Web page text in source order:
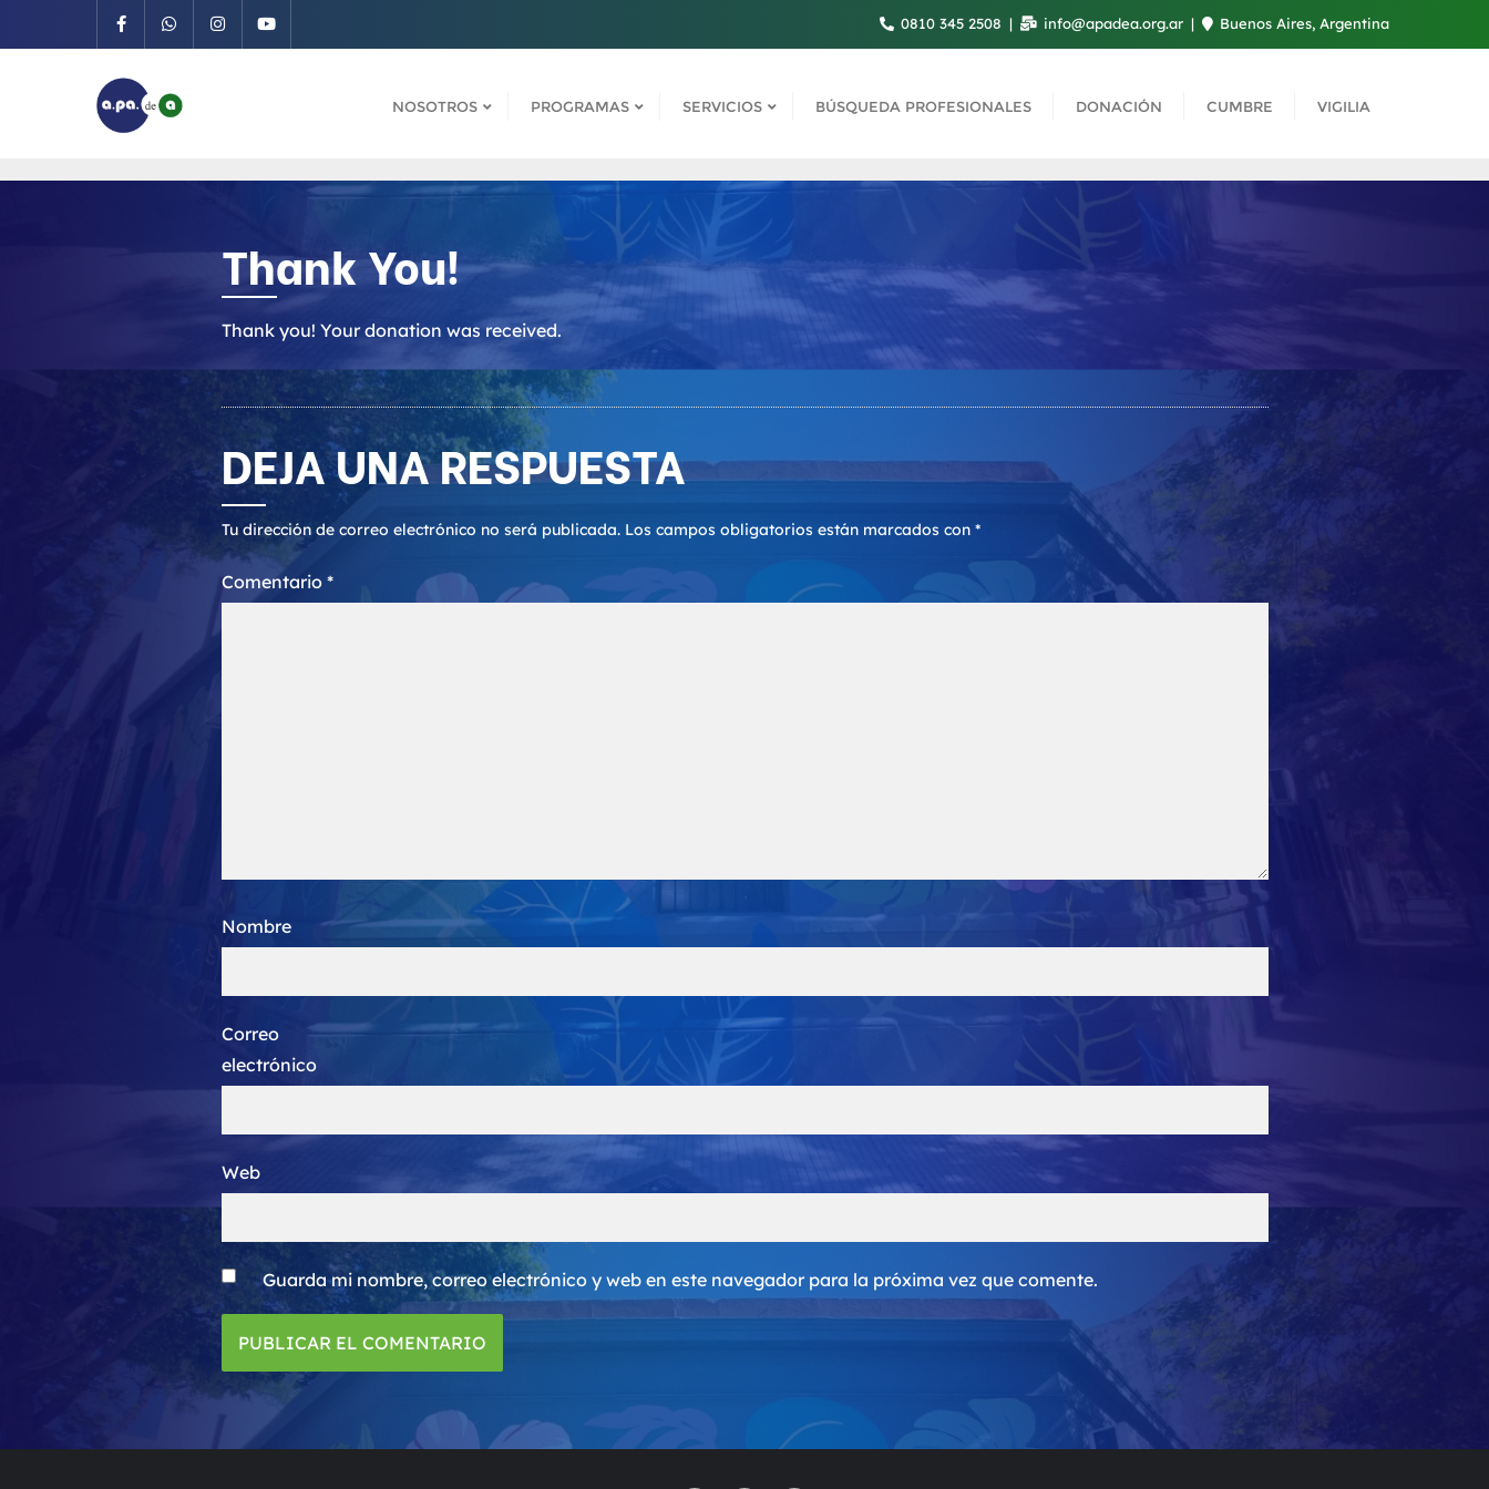
al
0810 345 2508 info@apadea.org.ar Buenos Aires, Argentina
NOSOTROS PROGRAMAS SERVICIOS BÚSQUEDA PROFESIONALES DONACIÓN CUMBRE VIGILIA
Thank You!
Thank you! Your donation was received.
DEJA UNA RESPUESTA
Tu dirección de correo electrónico no será publicada. Los campos obligatorios están marcados con *
Comentario *
Nombre
Correo
electrónico
Web
Guarda mi nombre, correo electrónico y web en este navegador para la próxima vez que comente.